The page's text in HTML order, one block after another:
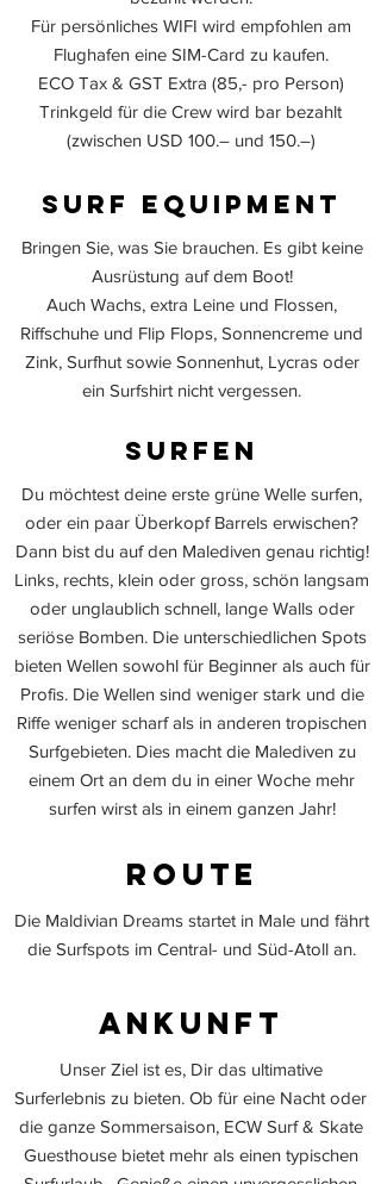
Für persönliches WIFI wird empfohlen am
Flughafen eine SIM-Card zu kaufen.
ECO Tax & GST Extra (85,- pro Person)
Trinkgeld für die Crew wird bar bezahlt
(zwischen USD 100.– und 150.–)
Surf Equipment
Bringen Sie, was Sie brauchen. Es gibt keine
Ausrüstung auf dem Boot!
Auch Wachs, extra Leine und Flossen,
Riffschuhe und Flip Flops, Sonnencreme und
Zink, Surfhut sowie Sonnenhut, Lycras oder
ein Surfshirt nicht vergessen.
Surfen
Du möchtest deine erste grüne Welle surfen,
oder ein paar Überkopf Barrels erwischen?
Dann bist du auf den Malediven genau richtig!
Links, rechts, klein oder gross, schön langsam
oder unglaublich schnell, lange Walls oder
seriöse Bomben. Die unterschiedlichen Spots
bieten Wellen sowohl für Beginner als auch für
Profis. Die Wellen sind weniger stark und die
Riffe weniger scharf als in anderen tropischen
Surfgebieten. Dies macht die Malediven zu
einem Ort an dem du in einer Woche mehr
surfen wirst als in einem ganzen Jahr!
Route
Die Maldivian Dreams startet in Male und fährt
die Surfspots im Central- und Süd-Atoll an.
Ankunft
Unser Ziel ist es, Dir das ultimative
Surferlebnis zu bieten. Ob für eine Nacht oder
die ganze Sommersaison, ECW Surf & Skate
Guesthouse bietet mehr als einen typischen